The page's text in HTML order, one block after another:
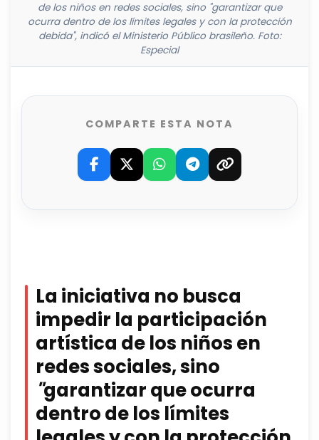
de los niños en redes sociales, sino "garantizar que
ocurra dentro de los límites legales y con la protección
debida", indicó el Ministerio Público brasileño. Foto:
Especial
COMPARTE ESTA NOTA
La iniciativa no busca
impedir la participación
artística de los niños en
redes sociales, sino
"garantizar que ocurra
dentro de los límites